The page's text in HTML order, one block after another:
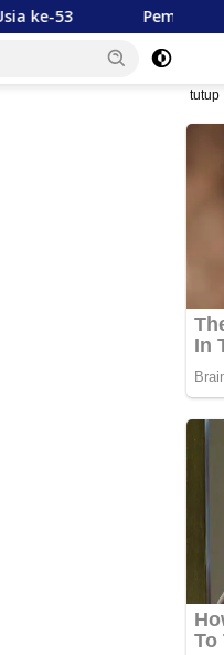
Pemerintah Aceh Lantik 228
tutup